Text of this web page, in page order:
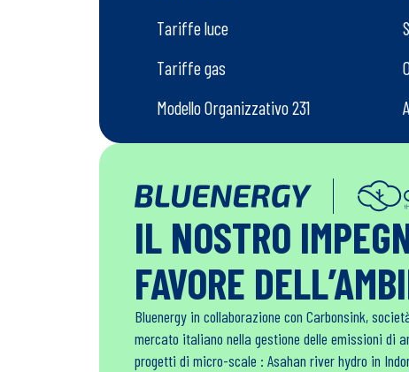
Tariffe luce
Tariffe gas
Modello Organizzativo 231
IL NOSTRO
FAVORE
Bluenergy in collaborazione con Carbonsink,
mercato italiano nella gestione delle emissioni di
progetti di micro-scale : Asahan river hydro in